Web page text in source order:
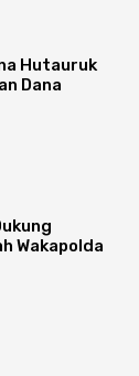
Hutauruk
Dana
Wakapolda